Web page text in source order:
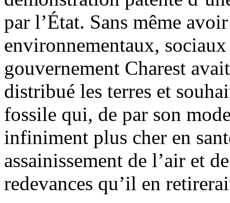
par l’État. Sans même
environnementaux,
gouvernement Charest
distribué les terres et
fossile qui, de par son
infiniment plus cher en
assainissement de l’air et
redevances qu’il en